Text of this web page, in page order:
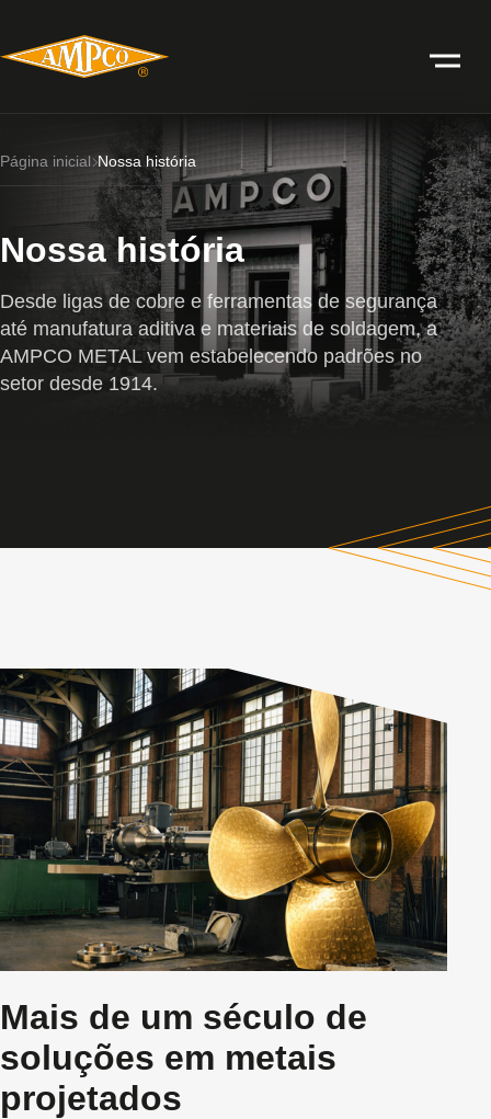
Página inicial Nossa história
Nossa história
Desde ligas de cobre e ferramentas de segurança
até manufatura aditiva e materiais de soldagem, a
AMPCO METAL vem estabelecendo padrões no
setor desde 1914.
Mais de um século de
soluções em metais
projetados